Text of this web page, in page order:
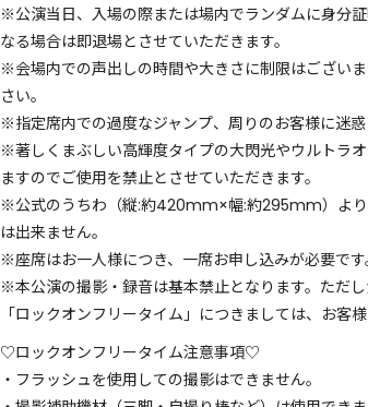
※公演当日、入場の際または場内でランダムに身分
なる場合は即退場とさせていただきます。
※会場内での声出しの時間や大きさに制限はござい
さい。
※指定席内での過度なジャンプ、周りのお客様に迷
※著しくまぶしい高輝度タイプの大閃光やウルトラ
ますのでご使用を禁止とさせていただきます。
※公式のうちわ（縦:約420mm×幅:約295mm）より
は出来ません。
※座席はお一人様につき、一席お申し込みが必要
※本公演の撮影・録音は基本禁止となります。ただ
「ロックオンフリータイム」につきましては、お客
♡ロックオンフリータイム注意事項♡
・フラッシュを使用しての撮影はできません。